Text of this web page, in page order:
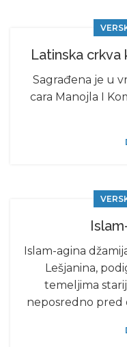
Latinska
Sagrađena je u
cara Manojla I
Islam-agina
Lešjanina,
temeljima
neposredno pred